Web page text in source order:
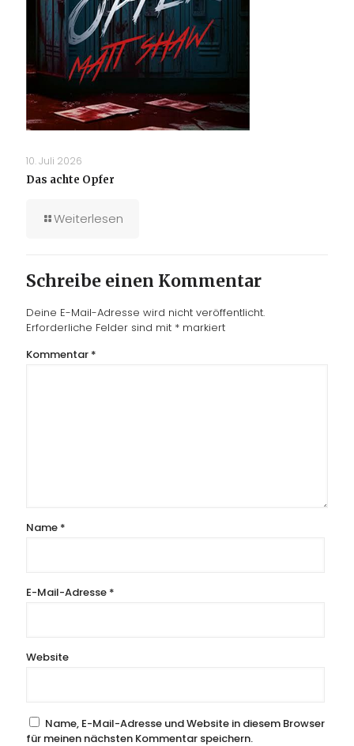
10. Juli 2026
Das achte Opfer
Weiterlesen
Schreibe einen Kommentar
Deine E-Mail-Adresse wird nicht veröffentlicht.
Erforderliche Felder sind mit * markiert
Kommentar *
Name *
E-Mail-Adresse *
Website
Name, E-Mail-Adresse und Website in diesem Browser
für meinen nächsten Kommentar speichern.